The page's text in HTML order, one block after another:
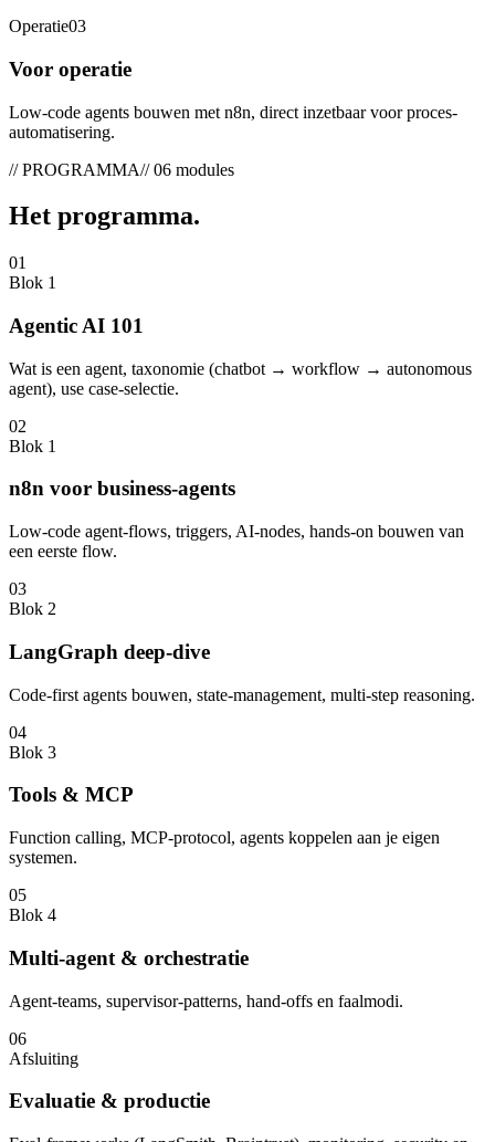
Operatie03
Voor operatie
Low-code agents bouwen met n8n, direct inzetbaar voor proces-
automatisering.
// PROGRAMMA// 06 modules
Het programma.
01
Blok 1
Agentic AI 101
Wat is een agent, taxonomie (chatbot → workflow → autonomous
agent), use case-selectie.
02
Blok 1
n8n voor business-agents
Low-code agent-flows, triggers, AI-nodes, hands-on bouwen van
een eerste flow.
03
Blok 2
LangGraph deep-dive
Code-first agents bouwen, state-management, multi-step reasoning.
04
Blok 3
Tools & MCP
Function calling, MCP-protocol, agents koppelen aan je eigen
systemen.
05
Blok 4
Multi-agent & orchestratie
Agent-teams, supervisor-patterns, hand-offs en faalmodi.
06
Afsluiting
Evaluatie & productie